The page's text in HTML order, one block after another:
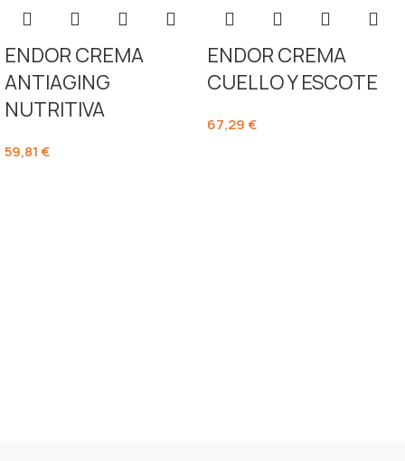
ENDOR CREMA
ANTIAGING
NUTRITIVA
59,81€
ENDOR CREMA
CUELLO Y ESCOTE
67,29€